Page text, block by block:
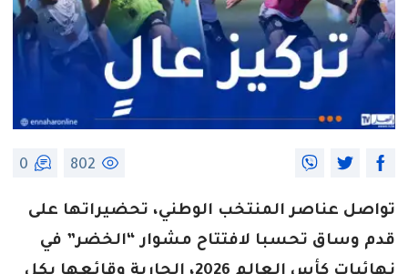
802
0
تواصل عناصر المنتخب الوطني، تحضيراتها على
قدم وساق تحسبا لافتتاح مشوار “الخضر” في